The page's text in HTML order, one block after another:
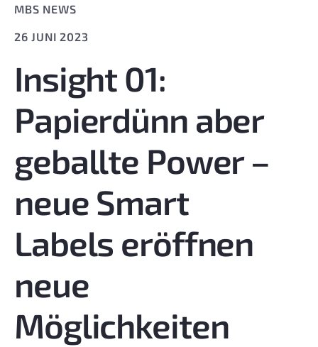
MBS NEWS
26 JUNI 2023
Insight 01:
Papierdünn aber
geballte Power –
neue Smart
Labels eröffnen
neue
Möglichkeiten